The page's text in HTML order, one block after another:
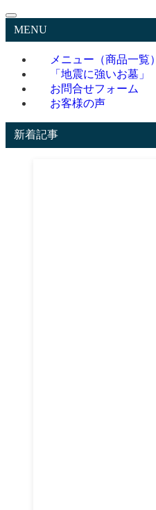
MENU
メニュー（商品一覧）
「地震に強いお墓」
お問合せフォーム
お客様の声
新着記事